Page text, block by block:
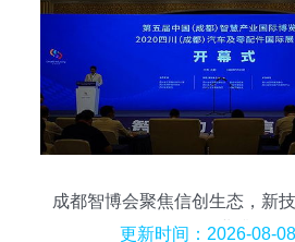
成都智博会聚焦信创生态，新
业升级
更新时间：2026-08-